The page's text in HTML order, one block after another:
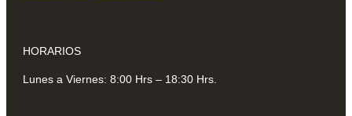
HORARIOS
Lunes a Viernes: 8:00 Hrs – 18:30 Hrs.